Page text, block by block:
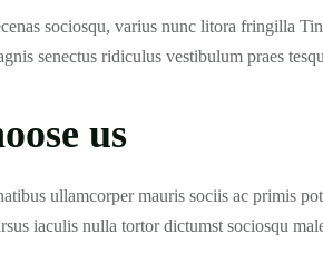
sociosqu, varius nunc litora fringilla
senectus ridiculus vestibulum praes
us
ullamcorper mauris sociis ac primis
iaculis nulla tortor dictumst sociosqu